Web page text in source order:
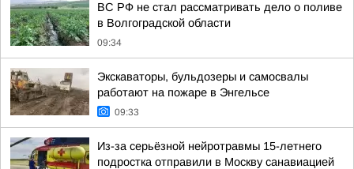
ВС РФ не стал рассматривать дело о поливе
в Волгоградской области
09:34
Экскаваторы, бульдозеры и самосвалы
работают на пожаре в Энгельсе
09:33
Из-за серьёзной нейротравмы 15-летнего
подростка отправили в Москву санавиацией